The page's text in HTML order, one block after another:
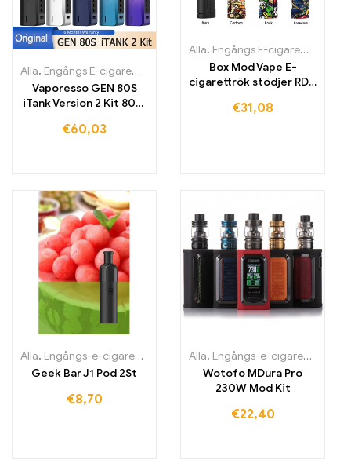
Alla, Engångs E-cigaretter Engångs-e-cigaretter Litauen
Vaporesso GEN 80S
iTank Version 2 Kit 80W
€60,03
Alla, Engångs E-cigaretter
Box Mod Vape E-
cigarettrök stödjer RDA
€31,08
Alla, Engångs-e-cigaretter Irland ,Engångs-e-cigaretter Italien
Geek Bar J1 Pod 2St
€8,70
Alla, Engångs-e-cigaretter Irland
Wotofo MDura Pro
230W Mod Kit
€22,40